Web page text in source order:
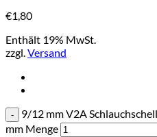
€1,80
Enthält 19% MwSt.
zzgl.Versand
9/12 mm V2A
mm Menge